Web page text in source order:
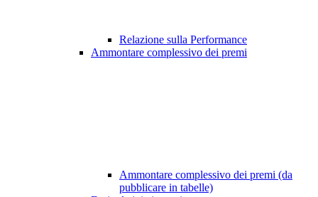
Relazione sulla Performance
Ammontare complessivo dei premi
Ammontare complessivo dei premi (da
pubblicare in tabelle)